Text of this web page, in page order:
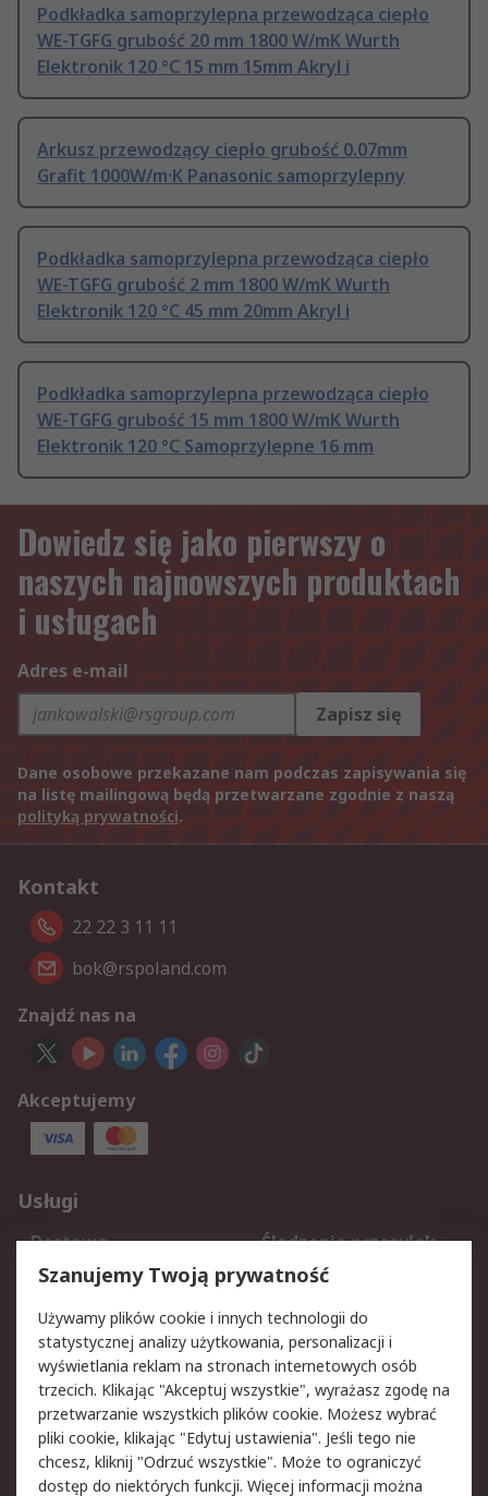
Podkładka samoprzylepna przewodząca ciepło
WE-TGFG grubość 20 mm 1800 W/mK Wurth
Elektronik 120 °C 15 mm 15mm Akryl i
Arkusz przewodzący ciepło grubość 0.07mm
Grafit 1000W/m·K Panasonic samoprzylepny
Podkładka samoprzylepna przewodząca ciepło
WE-TGFG grubość 2 mm 1800 W/mK Wurth
Elektronik 120 °C 45 mm 20mm Akryl i
Podkładka samoprzylepna przewodząca ciepło
WE-TGFG grubość 15 mm 1800 W/mK Wurth
Elektronik 120 °C Samoprzylepne 16 mm
Dowiedz się jako pierwszy o
naszych najnowszych produktach
i usługach
Adres e-mail
Zapisz się
Dane osobowe przekazane nam podczas zapisywania się
na listę mailingową będą przetwarzane zgodnie z naszą
polityką prywatności.
Kontakt
22 22 3 11 11
bok@rspoland.com
Znajdź nas na
Akceptujemy
Usługi
Dostawa
Śledzenie przesyłek
Reklamacje i zwroty
Rejestracja
Aspekty prawne
Bezpieczeństwo e-
maila
Polityka dotycząca
plików cookie
Polityka prywatności
Użytkowanie witryny
Zastrzeżenia prawne
Warunki Sprzedaży
Szanujemy Twoją prywatność
Używamy plików cookie i innych technologii do
statystycznej analizy użytkowania, personalizacji i
wyświetlania reklam na stronach internetowych osób
trzecich. Klikając "Akceptuj wszystkie", wyrażasz zgodę na
przetwarzanie wszystkich plików cookie. Możesz wybrać
pliki cookie, klikając "Edytuj ustawienia". Jeśli tego nie
chcesz, kliknij "Odrzuć wszystkie". Może to ograniczyć
dostęp do niektórych funkcji. Więcej informacji można